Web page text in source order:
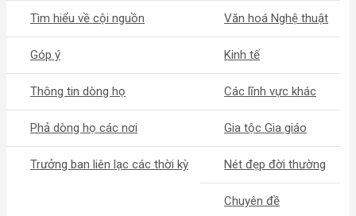
Tìm hiểu về cội nguồn
Góp ý
Thông tin dòng họ
Phả dòng họ các nơi
Trưởng ban liên lạc các thời kỳ
Văn hoá Nghệ thuật
Kinh tế
Các lĩnh vực khác
Gia tộc Gia giáo
Nét đẹp đời thường
Chuyên đề